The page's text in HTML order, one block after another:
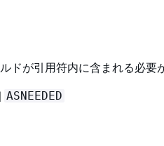
ドが引用符内に含まれる必要
| ASNEEDED